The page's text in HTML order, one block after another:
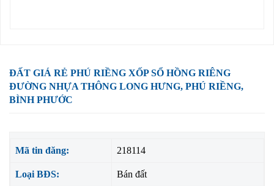
ĐẤT GIÁ RẺ PHÚ RIỀNG XỐP SỔ HỒNG RIÊNG
ĐƯỜNG NHỰA THÔNG LONG HƯNG, PHÚ RIỀNG,
BÌNH PHƯỚC
Mã tin đăng: 218114
Loại BĐS: Bán đất